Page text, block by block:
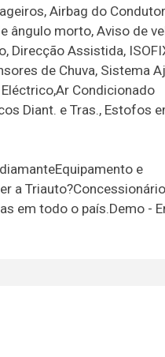
Airbag do
ângulo morto, Aviso de
Direcção Assistida,
de Chuva, Sistema
Condicionado
Diant. e Tras., Estofos
e
a Triauto?Concessionário
em todo o país.Demo -